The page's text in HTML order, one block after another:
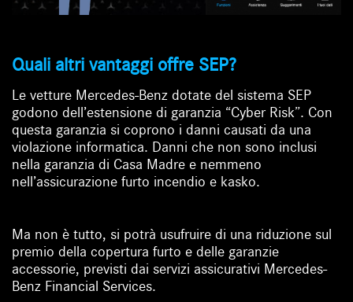
Quali altri vantaggi offre SEP?
Le vetture Mercedes-Benz dotate del sistema SEP
godono dell’estensione di garanzia “Cyber Risk”. Con
questa garanzia si coprono i danni causati da una
violazione informatica. Danni che non sono inclusi
nella garanzia di Casa Madre e nemmeno
nell’assicurazione furto incendio e kasko.
Ma non è tutto, si potrà usufruire di una riduzione sul
premio della copertura furto e delle garanzie
accessorie, previsti dai servizi assicurativi Mercedes-
Benz Financial Services.